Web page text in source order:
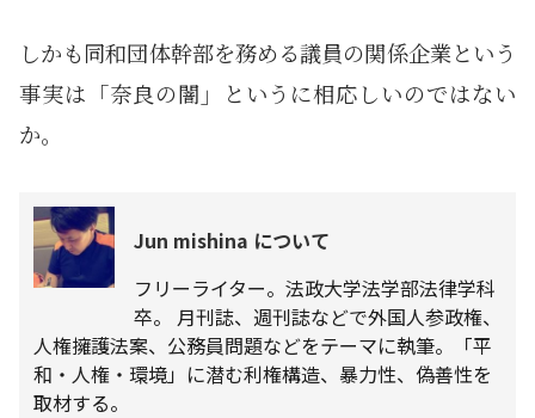
しかも同和団体幹部を務める議員の関係企業という
事実は「奈良の闇」というに相応しいのではない
か。
Jun mishina について
フリーライター。法政大学法学部法律学科
卒。 月刊誌、週刊誌などで外国人参政権、
人権擁護法案、公務員問題などをテーマに執筆。「平
和・人権・環境」に潜む利権構造、暴力性、偽善性を
取材する。